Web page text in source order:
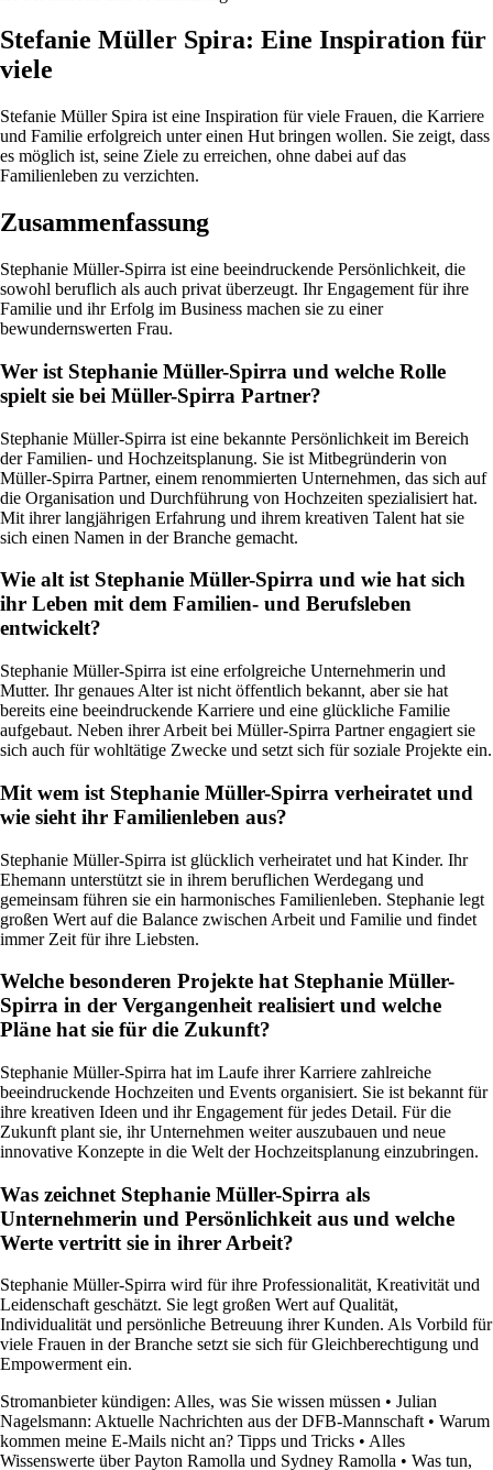
Stefanie Müller Spira: Eine Inspiration für
viele
Stefanie Müller Spira ist eine Inspiration für viele Frauen, die Karriere
und Familie erfolgreich unter einen Hut bringen wollen. Sie zeigt, dass
es möglich ist, seine Ziele zu erreichen, ohne dabei auf das
Familienleben zu verzichten.
Zusammenfassung
Stephanie Müller-Spirra ist eine beeindruckende Persönlichkeit, die
sowohl beruflich als auch privat überzeugt. Ihr Engagement für ihre
Familie und ihr Erfolg im Business machen sie zu einer
bewundernswerten Frau.
Wer ist Stephanie Müller-Spirra und welche Rolle
spielt sie bei Müller-Spirra Partner?
Stephanie Müller-Spirra ist eine bekannte Persönlichkeit im Bereich
der Familien- und Hochzeitsplanung. Sie ist Mitbegründerin von
Müller-Spirra Partner, einem renommierten Unternehmen, das sich auf
die Organisation und Durchführung von Hochzeiten spezialisiert hat.
Mit ihrer langjährigen Erfahrung und ihrem kreativen Talent hat sie
sich einen Namen in der Branche gemacht.
Wie alt ist Stephanie Müller-Spirra und wie hat sich
ihr Leben mit dem Familien- und Berufsleben
entwickelt?
Stephanie Müller-Spirra ist eine erfolgreiche Unternehmerin und
Mutter. Ihr genaues Alter ist nicht öffentlich bekannt, aber sie hat
bereits eine beeindruckende Karriere und eine glückliche Familie
aufgebaut. Neben ihrer Arbeit bei Müller-Spirra Partner engagiert sie
sich auch für wohltätige Zwecke und setzt sich für soziale Projekte ein.
Mit wem ist Stephanie Müller-Spirra verheiratet und
wie sieht ihr Familienleben aus?
Stephanie Müller-Spirra ist glücklich verheiratet und hat Kinder. Ihr
Ehemann unterstützt sie in ihrem beruflichen Werdegang und
gemeinsam führen sie ein harmonisches Familienleben. Stephanie legt
großen Wert auf die Balance zwischen Arbeit und Familie und findet
immer Zeit für ihre Liebsten.
Welche besonderen Projekte hat Stephanie Müller-
Spirra in der Vergangenheit realisiert und welche
Pläne hat sie für die Zukunft?
Stephanie Müller-Spirra hat im Laufe ihrer Karriere zahlreiche
beeindruckende Hochzeiten und Events organisiert. Sie ist bekannt für
ihre kreativen Ideen und ihr Engagement für jedes Detail. Für die
Zukunft plant sie, ihr Unternehmen weiter auszubauen und neue
innovative Konzepte in die Welt der Hochzeitsplanung einzubringen.
Was zeichnet Stephanie Müller-Spirra als
Unternehmerin und Persönlichkeit aus und welche
Werte vertritt sie in ihrer Arbeit?
Stephanie Müller-Spirra wird für ihre Professionalität, Kreativität und
Leidenschaft geschätzt. Sie legt großen Wert auf Qualität,
Individualität und persönliche Betreuung ihrer Kunden. Als Vorbild für
viele Frauen in der Branche setzt sie sich für Gleichberechtigung und
Empowerment ein.
Stromanbieter kündigen: Alles, was Sie wissen müssen • Julian
Nagelsmann: Aktuelle Nachrichten aus der DFB-Mannschaft • Warum
kommen meine E-Mails nicht an? Tipps und Tricks • Alles
Wissenswerte über Payton Ramolla und Sydney Ramolla • Was tun,